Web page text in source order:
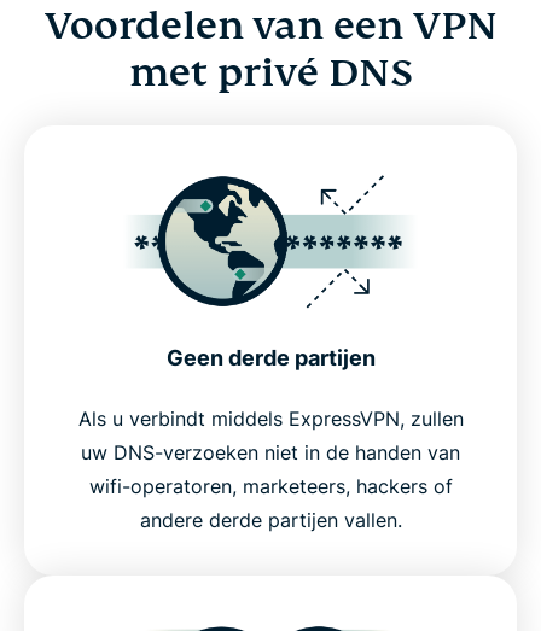
Voordelen van een VPN
met privé DNS
Geen derde partijen
Als u verbindt middels ExpressVPN, zullen
uw DNS-verzoeken niet in de handen van
wifi-operatoren, marketeers, hackers of
andere derde partijen vallen.